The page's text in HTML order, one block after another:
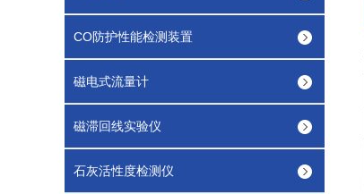
CO防护性能检测装置
磁电式流量计
磁滞回线实验仪
石灰活性度检测仪